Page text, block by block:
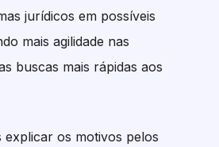
jurídicos em possíveis
mais agilidade nas
buscas mais rápidas aos
explicar os motivos pelos